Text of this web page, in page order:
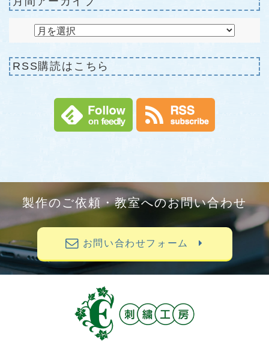
RSS購読はこちら
製作のご依頼・教室へのお問い合わせ
お問い合わせフォーム